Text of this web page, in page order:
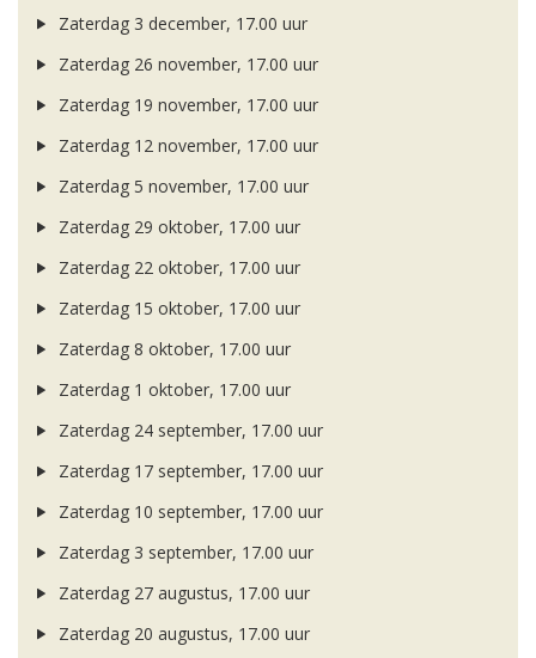
Zaterdag 3 december, 17.00 uur
Zaterdag 26 november, 17.00 uur
Zaterdag 19 november, 17.00 uur
Zaterdag 12 november, 17.00 uur
Zaterdag 5 november, 17.00 uur
Zaterdag 29 oktober, 17.00 uur
Zaterdag 22 oktober, 17.00 uur
Zaterdag 15 oktober, 17.00 uur
Zaterdag 8 oktober, 17.00 uur
Zaterdag 1 oktober, 17.00 uur
Zaterdag 24 september, 17.00 uur
Zaterdag 17 september, 17.00 uur
Zaterdag 10 september, 17.00 uur
Zaterdag 3 september, 17.00 uur
Zaterdag 27 augustus, 17.00 uur
Zaterdag 20 augustus, 17.00 uur